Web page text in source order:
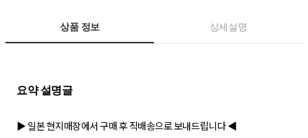
상품 정보 상세설명
요약 설명글
▶ 일본 현지매장에서 구매 후 직배송으로 보내드립니다 ◀